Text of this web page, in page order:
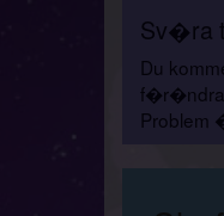
Sv�ra
Du
f�r�ndra
Problem